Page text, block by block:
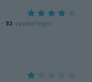
· 32 opplastinger